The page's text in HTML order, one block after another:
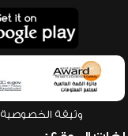
وثيقة الخصوصية